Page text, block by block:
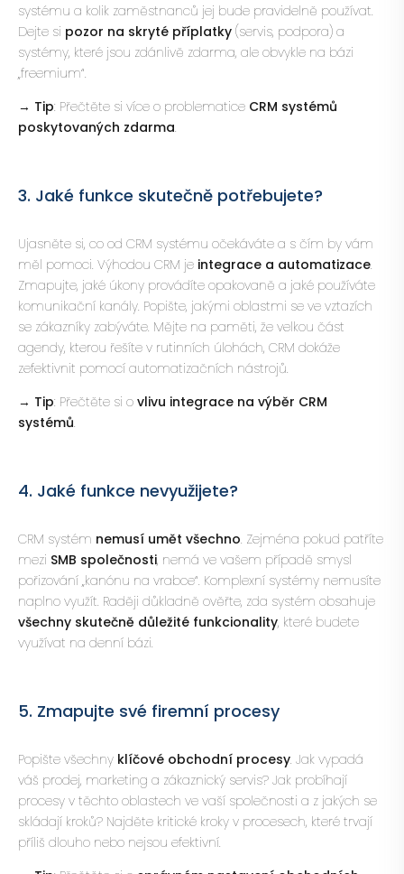
systému a kolik zaměstnanců jej bude pravidelně používat.
Dejte si pozor na skryté příplatky (servis, podpora) a
systémy, které jsou zdánlivě zdarma, ale obvykle na bázi
„freemium“.
→ Tip: Přečtěte si více o problematice CRM systémů
poskytovaných zdarma.
3. Jaké funkce skutečně potřebujete?
Ujasněte si, co od CRM systému očekáváte a s čím by vám
měl pomoci. Výhodou CRM je integrace a automatizace.
Zmapujte, jaké úkony provádíte opakovaně a jaké používáte
komunikační kanály. Popište, jakými oblastmi se ve vztazích
se zákazníky zabýváte. Mějte na paměti, že velkou část
agendy, kterou řešíte v rutinních úlohách, CRM dokáže
zefektivnit pomocí automatizačních nástrojů.
→ Tip: Přečtěte si o vlivu integrace na výběr CRM
systémů.
4. Jaké funkce nevyužijete?
CRM systém nemusí umět všechno. Zejména pokud patříte
mezi SMB společnosti, nemá ve vašem případě smysl
pořizování „kanónu na vrabce“. Komplexní systémy nemusíte
naplno využít. Raději důkladně ověřte, zda systém obsahuje
všechny skutečně důležité funkcionality, které budete
využívat na denní bázi.
5. Zmapujte své firemní procesy
Popište všechny klíčové obchodní procesy. Jak vypadá
váš prodej, marketing a zákaznický servis? Jak probíhají
procesy v těchto oblastech ve vaší společnosti a z jakých se
skládají kroků? Najděte kritické kroky v procesech, které trvají
příliš dlouho nebo nejsou efektivní.